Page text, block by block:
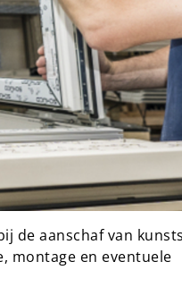
de aanschaf van
montage en eventuele